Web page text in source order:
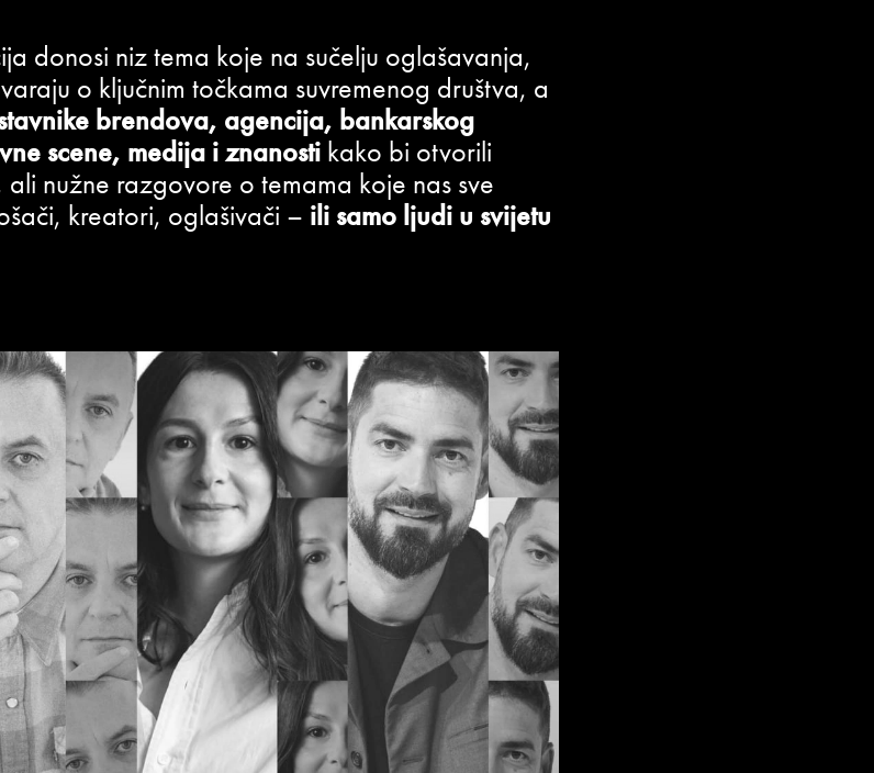
donosi niz tema koje na sučelju oglašavanja,
o ključnim točkama suvremenog društva, a
brendova, agencija, bankarskog
scene, medija i znanosti kako bi otvorili
nužne razgovore o temama koje nas sve
kreatori, oglašivači – ili samo ljudi u svijetu